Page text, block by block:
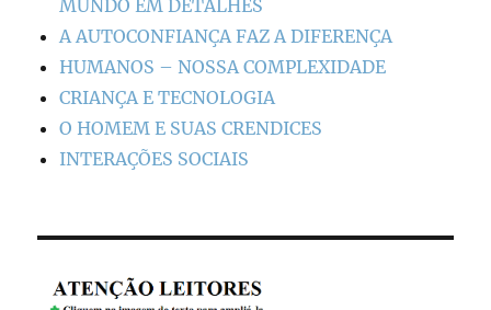
MUNDO EM DETALHES
A AUTOCONFIANÇA FAZ A DIFERENÇA
HUMANOS – NOSSA COMPLEXIDADE
CRIANÇA E TECNOLOGIA
O HOMEM E SUAS CRENDICES
INTERAÇÕES SOCIAIS